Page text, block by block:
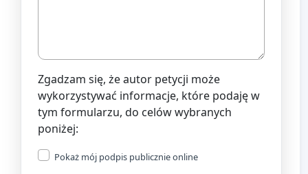
Zgadzam się, że autor petycji może
wykorzystywać informacje, które podaję w
tym formularzu, do celów wybranych
poniżej:
Pokaż mój podpis publicznie online